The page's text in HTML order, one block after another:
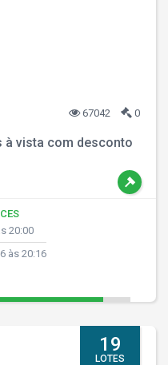
67042 0
à vista com desconto
20:00
às 20:16
19
LOTES